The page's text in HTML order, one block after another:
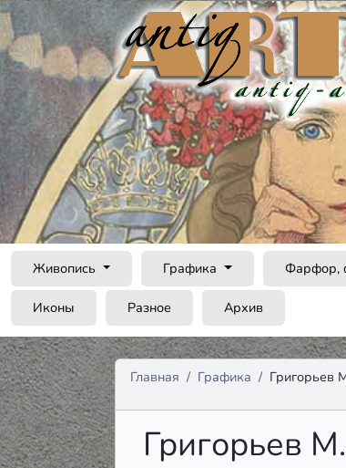
Живопись Графика Фарфор,
Иконы Разное Архив
Главная Графика Григорьев
Григорьев